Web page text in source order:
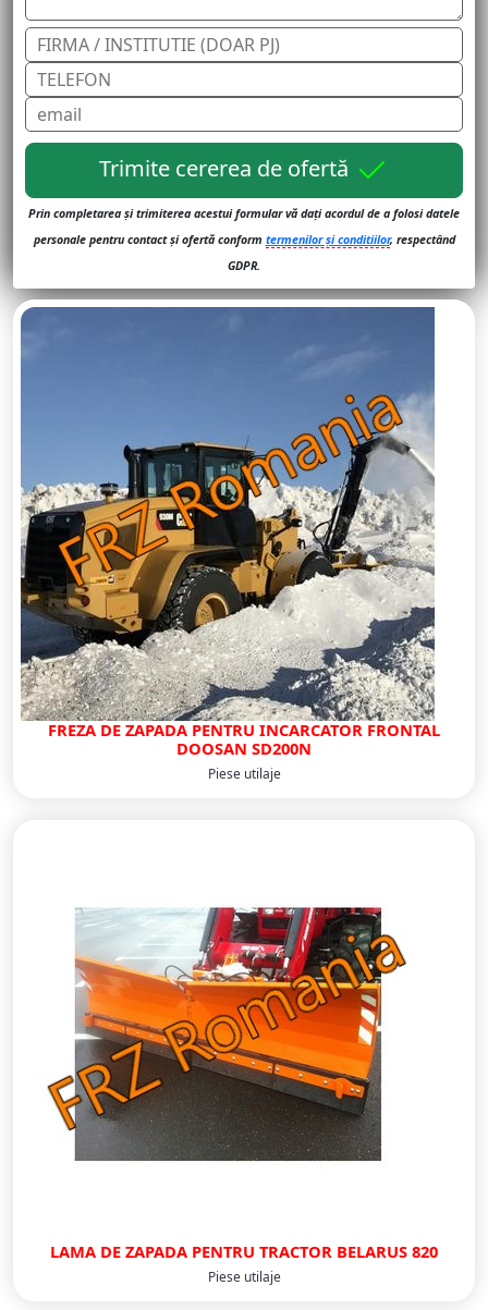
Trimite cererea de ofertă
Prin completarea și trimiterea acestui formular vă dați acordul de a folosi datele
personale pentru contact și ofertă conform termenilor și conditiilor, respectând
GDPR.
FREZA DE ZAPADA PENTRU INCARCATOR FRONTAL
DOOSAN SD200N
Piese utilaje
LAMA DE ZAPADA PENTRU TRACTOR BELARUS 820
Piese utilaje